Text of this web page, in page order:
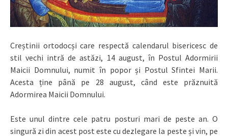
Creștinii ortodocși care respectă calendarul bisericesc de
stil vechi intră de astăzi, 14 august, în Postul Adormirii
Maicii Domnului, numit în popor și Postul Sfintei Marii.
Acesta ține până pe 28 august, când este prăznuită
Adormirea Maicii Domnului.
Este unul dintre cele patru posturi mari de peste an. O
singură zi din acest post este cu dezlegare la peste și vin, pe